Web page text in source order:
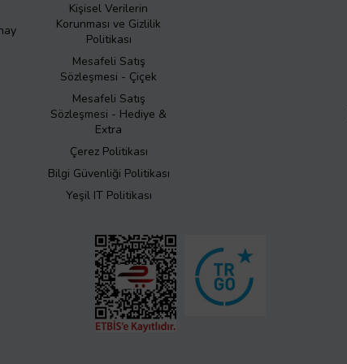
Kişisel Verilerin
Korunması ve Gizlilik
Politikası
Mesafeli Satış
Sözleşmesi - Çiçek
Mesafeli Satış
Sözleşmesi - Hediye &
Extra
Çerez Politikası
Bilgi Güvenliği Politikası
Yeşil IT Politikası